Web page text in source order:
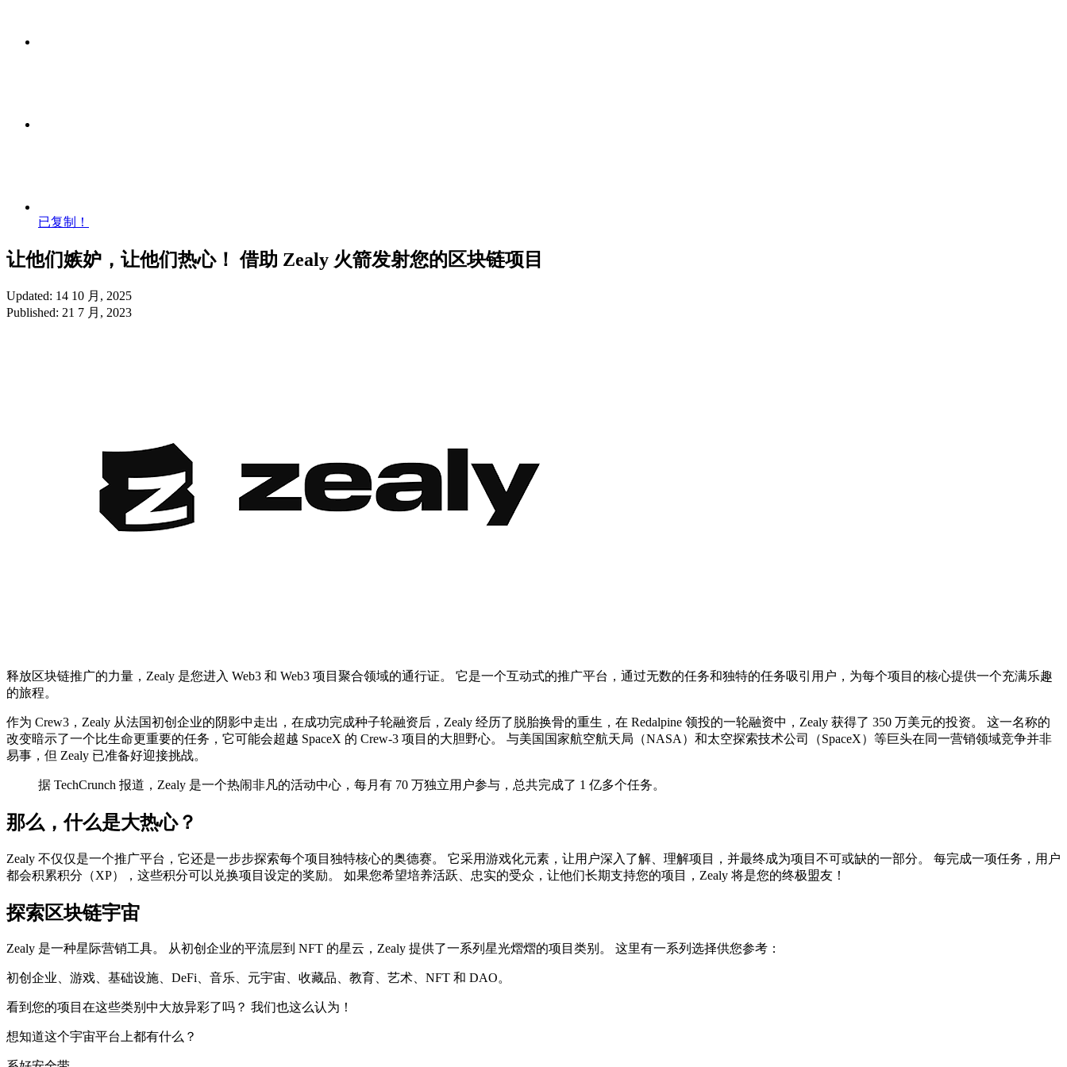
已复制！
让他们嫉妒，让他们热心！ 借助 Zealy 火箭发射您的区块链项目
Updated: 14 10 月, 2025
Published: 21 7 月, 2023
释放区块链推广的力量，Zealy 是您进入 Web3 和 Web3 项目聚合领域的通行证。 它是一个互动式的推广平台，通过无数的任务和独特的任务吸引用户，为每个项目的核心提供一个充满乐趣
的旅程。
作为 Crew3，Zealy 从法国初创企业的阴影中走出，在成功完成种子轮融资后，Zealy 经历了脱胎换骨的重生，在 Redalpine 领投的一轮融资中，Zealy 获得了 350 万美元的投资。 这一名称的
改变暗示了一个比生命更重要的任务，它可能会超越 SpaceX 的 Crew-3 项目的大胆野心。 与美国国家航空航天局（NASA）和太空探索技术公司（SpaceX）等巨头在同一营销领域竞争并非
易事，但 Zealy 已准备好迎接挑战。
据 TechCrunch 报道，Zealy 是一个热闹非凡的活动中心，每月有 70 万独立用户参与，总共完成了 1 亿多个任务。
那么，什么是大热心？
Zealy 不仅仅是一个推广平台，它还是一步步探索每个项目独特核心的奥德赛。 它采用游戏化元素，让用户深入了解、理解项目，并最终成为项目不可或缺的一部分。 每完成一项任务，用户
都会积累积分（XP），这些积分可以兑换项目设定的奖励。 如果您希望培养活跃、忠实的受众，让他们长期支持您的项目，Zealy 将是您的终极盟友！
探索区块链宇宙
Zealy 是一种星际营销工具。 从初创企业的平流层到 NFT 的星云，Zealy 提供了一系列星光熠熠的项目类别。 这里有一系列选择供您参考：
初创企业、游戏、基础设施、DeFi、音乐、元宇宙、收藏品、教育、艺术、NFT 和 DAO。
看到您的项目在这些类别中大放异彩了吗？ 我们也这么认为！
想知道这个宇宙平台上都有什么？